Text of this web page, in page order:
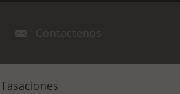
Contactenos
Tasaciones